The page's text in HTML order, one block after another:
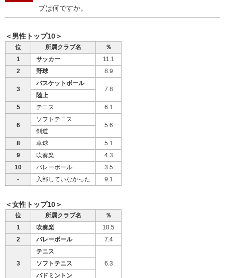
ブは何ですか。
＜男性トップ10＞
位 所属クラブ名
％
1
サッカー
11.1
2
野球 8.9
3
バスケットボール
7.8
陸上
5
テニス 6.1
6
ソフトテニス
5.6
剣道
8
卓球
5.1
9
吹奏楽
4.3
10
バレーボール
3.5
-
入部していなかった 9.1
＜女性トップ10＞
位 所属クラブ名
％
1
吹奏楽
10.5
2
バレーボール 7.4
3
テニス
6.3
ソフトテニス
バドミントン